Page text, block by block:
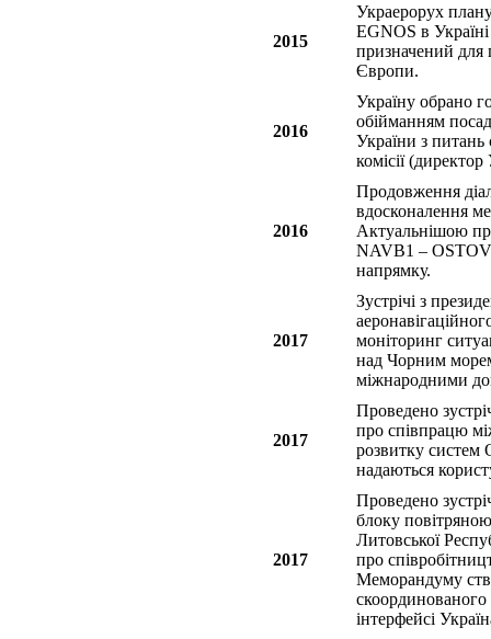
2015
Украерорух
EGNOS в
призначений для
Європи.
2016
Україну обрано
обійманням
України з питань
комісії
2016
Продовження
вдосконалення
Актуальнішою
NAVB1 – OSTOV
напрямку.
2017
Зустрічі з
моніторинг
над Чорним
міжнародними
2017
Проведено
про співпрацю
розвитку систем
надаються
2017
Проведено
блоку
Литовської
про
Меморандуму
інтерфейсі